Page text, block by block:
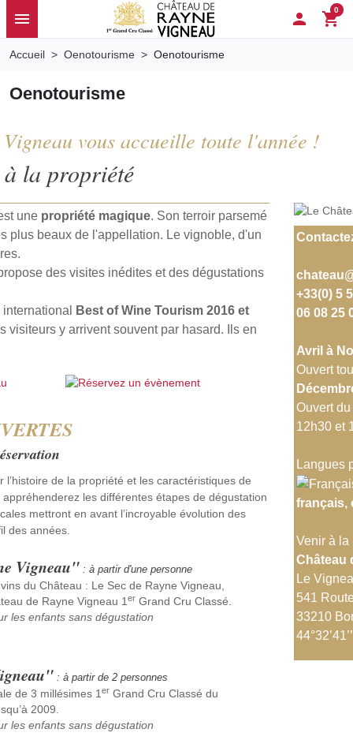
menu  shopping_cart
0
Accueil Oenotourisme Oenotourisme
Oenotourisme
vous accueille toute l'année !
à la propriété
+33(0) 5
06 08 25
Avril à
Ouvert
Ouvert
12h30 et
Langues
français,
Venir à la
Château
Le
541
33210
une propriété magique. Son terroir parsemé
plus beaux de l'appellation. Le vignoble, d'un
des visites inédites et des dégustations
Best of Wine Tourism 2016 et
visiteurs y arrivent souvent par hasard. Ils en
de la propriété et les caractéristiques de
les différentes étapes de dégustation
mettront en avant l’incroyable évolution des
des années.
Vigneau" : à partir d'une personne
du Château : Le Sec de Rayne Vigneau,
de Rayne Vigneau 1er Grand Cru Classé.
les enfants sans dégustation
: à partir de 2 personnes
de 3 millésimes 1er Grand Cru Classé du
2009.
les enfants sans dégustation